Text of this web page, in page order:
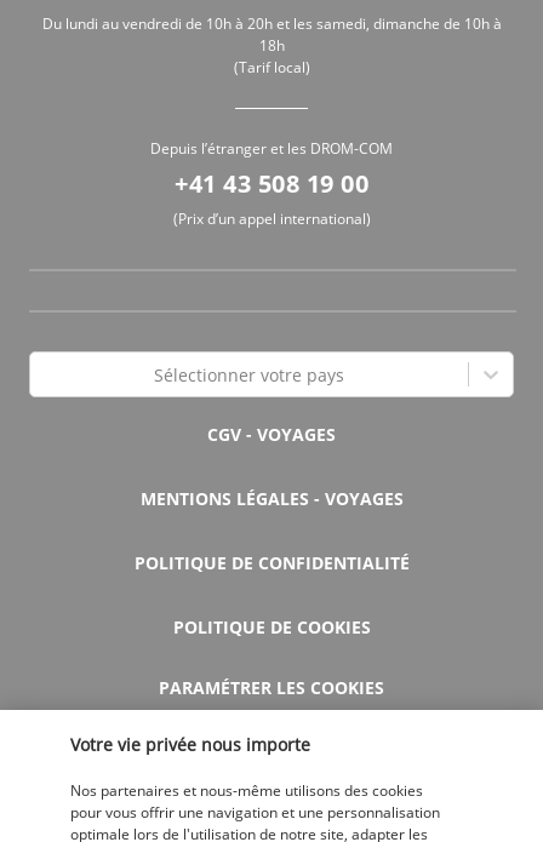
Du lundi au vendredi de 10h à 20h et les samedi, dimanche de 10h à
18h
(Tarif local)
Depuis l’étranger et les DROM-COM
+41 43 508 19 00
(Prix d’un appel international)
Sélectionner votre pays
CGV - VOYAGES
MENTIONS LÉGALES - VOYAGES
POLITIQUE DE CONFIDENTIALITÉ
POLITIQUE DE COOKIES
PARAMÉTRER LES COOKIES
AIDE ET CONTACT
Votre vie privée nous importe
Nos partenaires et nous-même utilisons des cookies
pour vous offrir une navigation et une personnalisation
optimale lors de l'utilisation de notre site, adapter les